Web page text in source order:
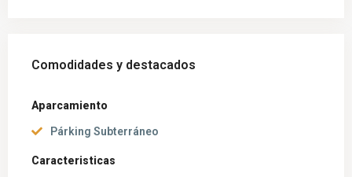
Comodidades y destacados
Aparcamiento
Párking Subterráneo
Caracteristicas